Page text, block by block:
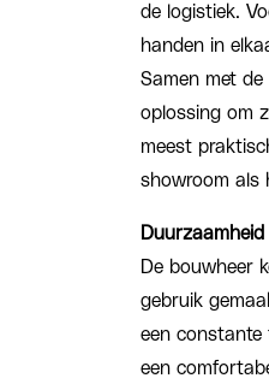
de logistiek.
handen in
Samen met
oplossing om
meest
showroom als
Duurzaamheid
De bouwheer
gebruik
een constante
een